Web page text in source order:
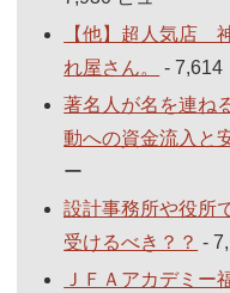
【他】超人気店
れ屋さん。
- 7,614
著名人が名を連ね
動への資金流入と
ー
設計事務所や役所
受けるべき？？ -
ＪＦＡアカデミー